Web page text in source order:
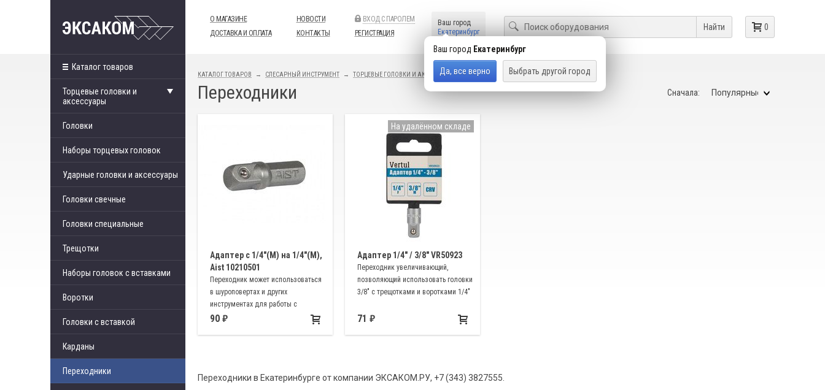
О МАГАЗИНЕ
ДОСТАВКА И ОПЛАТА
НОВОСТИ
КОНТАКТЫ
ВХОД С ПАРОЛЕМ
РЕГИСТРАЦИЯ
Ваш город
Екатеринбург
Ваш город Екатеринбург
Да, все верно Выбрать другой город
Найти 0
Каталог товаров
Торцевые головки и
аксессуары
Головки
Наборы торцевых головок
Ударные головки и аксессуары
Головки свечные
Головки специальные
Трещотки
Наборы головок с вставками
Воротки
Головки с вставкой
Карданы
Переходники
КАТАЛОГ ТОВАРОВ СЛЕСАРНЫЙ ИНСТРУМЕНТ ТОРЦЕВЫЕ ГОЛОВКИ И АКСЕССУАРЫ 1/4"
Сначала:
Переходники
Адаптер с 1/4"(M) на 1/4"(M),
Aist 10210501
Переходник может использоваться
в шуроповертах и других
инструментах для работы с
головками 1/4"
90
Адаптер 1/4″ / 3/8″ VR50923
Переходник увеличивающий,
позволяющий использовать головки
3/8" с трещотками и воротками 1/4"
71
На удалённом складе
Переходники в Екатеринбурге от компании ЭКСАКОМ.РУ, +7 (343) 3827555.